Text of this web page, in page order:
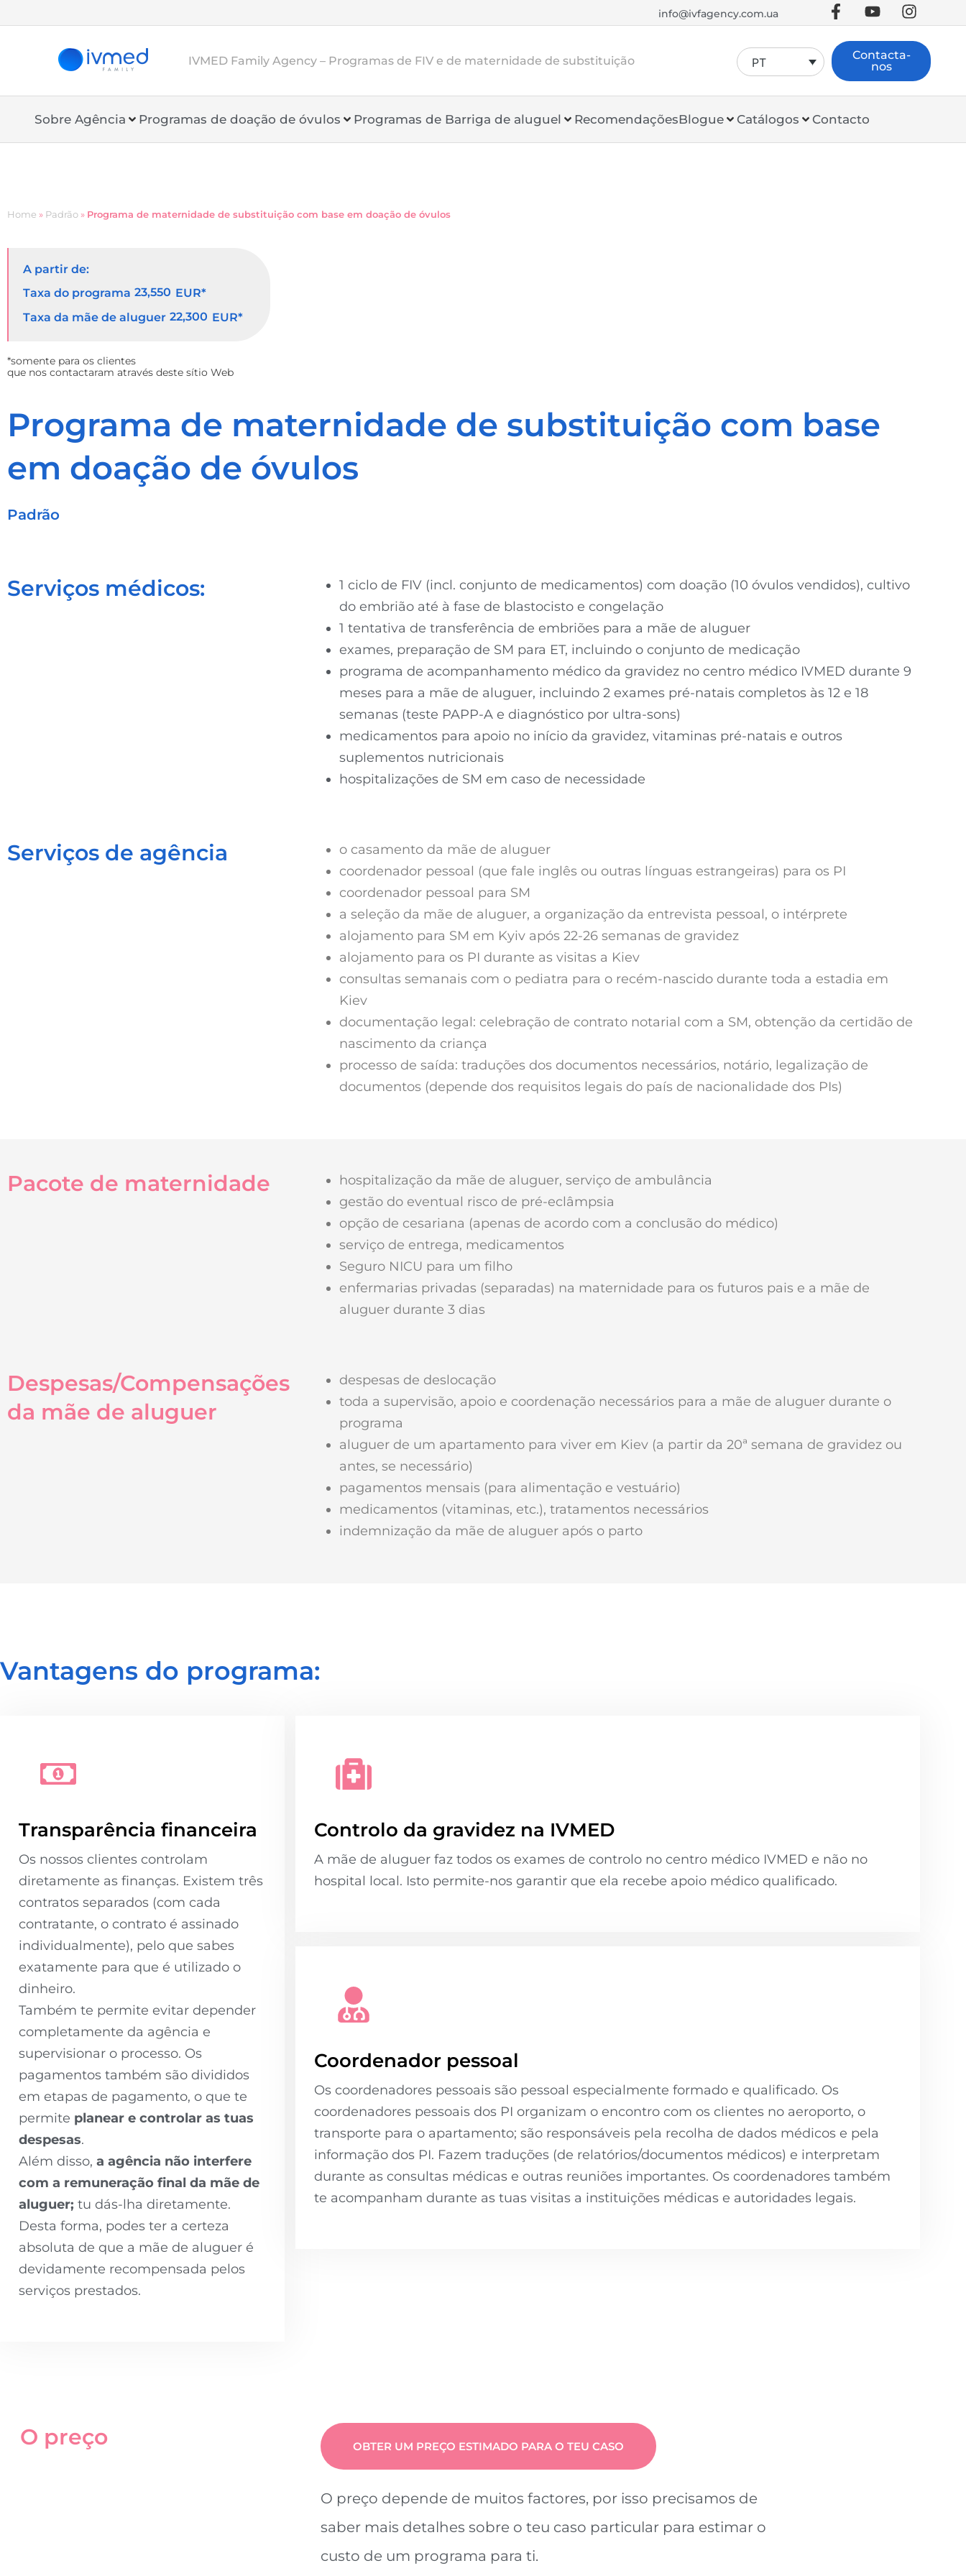
info@ivfagency.com.ua
IVMED Family Agency – Programas de FIV e de maternidade de substituição PT
Contacta-
nos
Sobre Agência Programas de doação de óvulos Programas de Barriga de aluguel RecomendaçõesBlogue Catálogos Contacto
Home » Padrão» Programa de maternidade de substituição com base em doação de óvulos
A partir de:
Taxa do programa 23,550 EUR*
Taxa da mãe de aluguer 22,300 EUR*
*somente para os clientes
que nos contactaram através deste sítio Web
Programa de maternidade de substituição com base
em doação de óvulos
Padrão
Serviços médicos:
1 ciclo de FIV (incl. conjunto de medicamentos) com doação (10 óvulos vendidos), cultivo
do embrião até à fase de blastocisto e congelação
1 tentativa de transferência de embriões para a mãe de aluguer
exames, preparação de SM para ET, incluindo o conjunto de medicação
programa de acompanhamento médico da gravidez no centro médico IVMED durante 9
meses para a mãe de aluguer, incluindo 2 exames pré-natais completos às 12 e 18
semanas (teste PAPP-A e diagnóstico por ultra-sons)
medicamentos para apoio no início da gravidez, vitaminas pré-natais e outros
suplementos nutricionais
hospitalizações de SM em caso de necessidade
Serviços de agência
o casamento da mãe de aluguer
coordenador pessoal (que fale inglês ou outras línguas estrangeiras) para os PI
coordenador pessoal para SM
a seleção da mãe de aluguer, a organização da entrevista pessoal, o intérprete
alojamento para SM em Kyiv após 22-26 semanas de gravidez
alojamento para os PI durante as visitas a Kiev
consultas semanais com o pediatra para o recém-nascido durante toda a estadia em
Kiev
documentação legal: celebração de contrato notarial com a SM, obtenção da certidão de
nascimento da criança
processo de saída: traduções dos documentos necessários, notário, legalização de
documentos (depende dos requisitos legais do país de nacionalidade dos PIs)
Pacote de maternidade
hospitalização da mãe de aluguer, serviço de ambulância
gestão do eventual risco de pré-eclâmpsia
opção de cesariana (apenas de acordo com a conclusão do médico)
serviço de entrega, medicamentos
Seguro NICU para um filho
enfermarias privadas (separadas) na maternidade para os futuros pais e a mãe de
aluguer durante 3 dias
Despesas/Compensações
da mãe de aluguer
despesas de deslocação
toda a supervisão, apoio e coordenação necessários para a mãe de aluguer durante o
programa
aluguer de um apartamento para viver em Kiev (a partir da 20ª semana de gravidez ou
antes, se necessário)
pagamentos mensais (para alimentação e vestuário)
medicamentos (vitaminas, etc.), tratamentos necessários
indemnização da mãe de aluguer após o parto
Vantagens do programa:
Transparência financeira
Os nossos clientes controlam
diretamente as finanças. Existem três
contratos separados (com cada
contratante, o contrato é assinado
individualmente), pelo que sabes
exatamente para que é utilizado o
dinheiro.
Também te permite evitar depender
completamente da agência e
supervisionar o processo. Os
pagamentos também são divididos
em etapas de pagamento, o que te
permite planear e controlar as tuas
despesas.
Além disso, a agência não interfere
com a remuneração final da mãe de
aluguer; tu dás-lha diretamente.
Desta forma, podes ter a certeza
absoluta de que a mãe de aluguer é
devidamente recompensada pelos
serviços prestados.
Controlo da gravidez na IVMED
A mãe de aluguer faz todos os exames de controlo no centro médico IVMED e não no
hospital local. Isto permite-nos garantir que ela recebe apoio médico qualificado.
Coordenador pessoal
Os coordenadores pessoais são pessoal especialmente formado e qualificado. Os
coordenadores pessoais dos PI organizam o encontro com os clientes no aeroporto, o
transporte para o apartamento; são responsáveis pela recolha de dados médicos e pela
informação dos PI. Fazem traduções (de relatórios/documentos médicos) e interpretam
durante as consultas médicas e outras reuniões importantes. Os coordenadores também
te acompanham durante as tuas visitas a instituições médicas e autoridades legais.
O preço OBTER UM PREÇO ESTIMADO PARA O TEU CASO
O preço depende de muitos factores, por isso precisamos de
saber mais detalhes sobre o teu caso particular para estimar o
custo de um programa para ti.